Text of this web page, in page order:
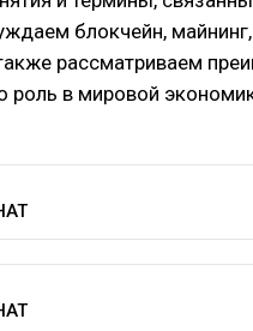
блокчейн,
рассматриваем
роль в мировой